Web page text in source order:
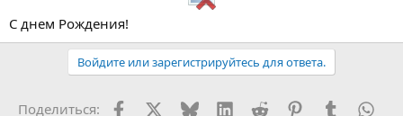
С днем Рождения!
Войдите или зарегистрируйтесь для ответа.
Поделиться: FacebookX (Twitter)
BlueskyLinkedInReddit PinterestTumblr